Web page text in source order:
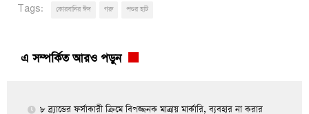
Tags: কোরবানির ঈদ গরু পশুর হাট
এ সম্পর্কিত আরও পড়ুন
৮ ব্র্যান্ডের ফর্সাকারী ক্রিমে বিপজ্জনক মাত্রায় মার্কারি, ব্যবহার না করার